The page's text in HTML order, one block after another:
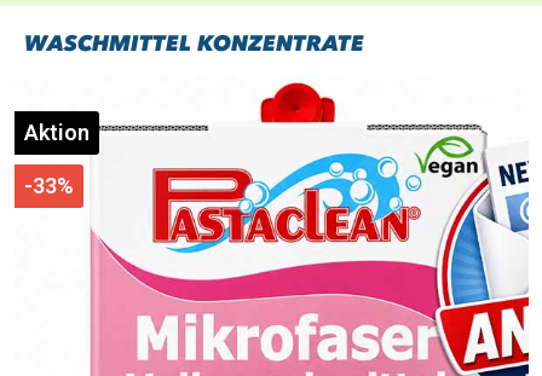
WASCHMITTEL KONZENTRATE
Aktion
-33%